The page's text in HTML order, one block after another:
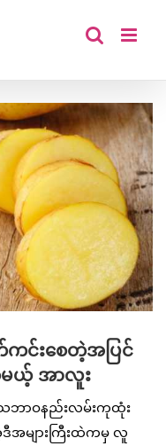
င်းစေတဲ့အပြင်
ယ့် အာလူး
ဘာဝနည်းလမ်းကုထုံး
အများကြီးထဲကမှ လူ